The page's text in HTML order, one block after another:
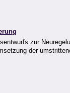
zur
der